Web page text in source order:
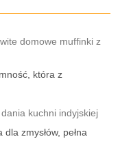
domowe muffinki z
która z
kuchni indyjskiej
zmysłów, pełna